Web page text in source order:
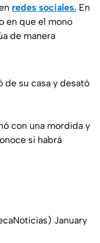
redes sociales. En
en que el mono
de manera
de su casa y desató
con una mordida y
si habrá
January